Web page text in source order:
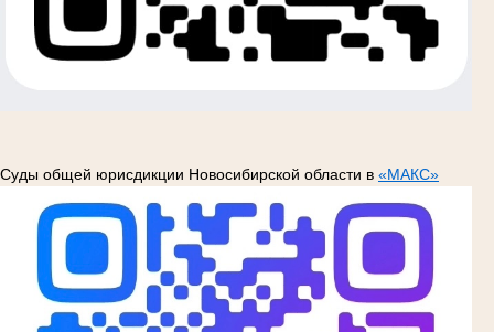
Суды общей юрисдикции Новосибирской области в «МАКС»